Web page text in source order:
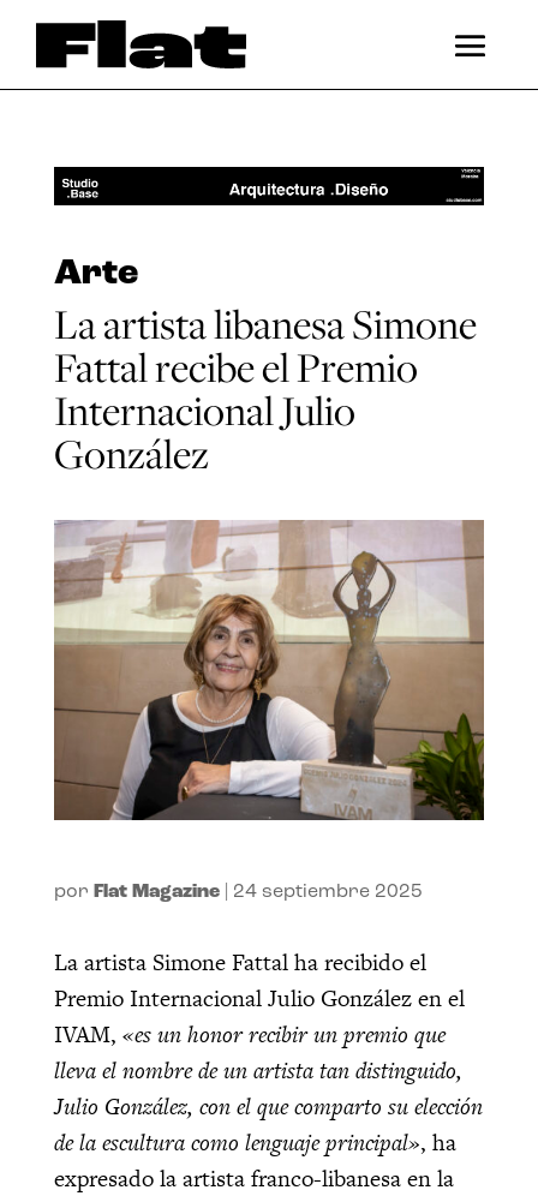
Arte
La artista libanesa Simone
Fattal recibe el Premio
Internacional Julio
González
por Flat Magazine| 24 septiembre 2025
La artista Simone Fattal ha recibido el
Premio Internacional Julio González en el
IVAM, «es un honor recibir un premio que
lleva el nombre de un artista tan distinguido,
Julio González, con el que comparto su elección
de la escultura como lenguaje principal», ha
expresado la artista franco-libanesa en la